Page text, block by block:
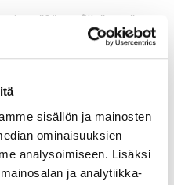
sisällön ja mainosten
ominaisuuksien
analysoimiseen. Lisäksi
ja analytiikka-
no_fill=”true”
title=”Källor”
5506″]
2018–
julkaisuja 2017:44.
2030-luvulle.